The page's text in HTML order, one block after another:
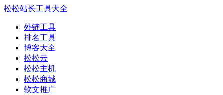
松松站长工具大全
外链工具
排名工具
博客大全
松松云
松松主机
松松商城
软文推广